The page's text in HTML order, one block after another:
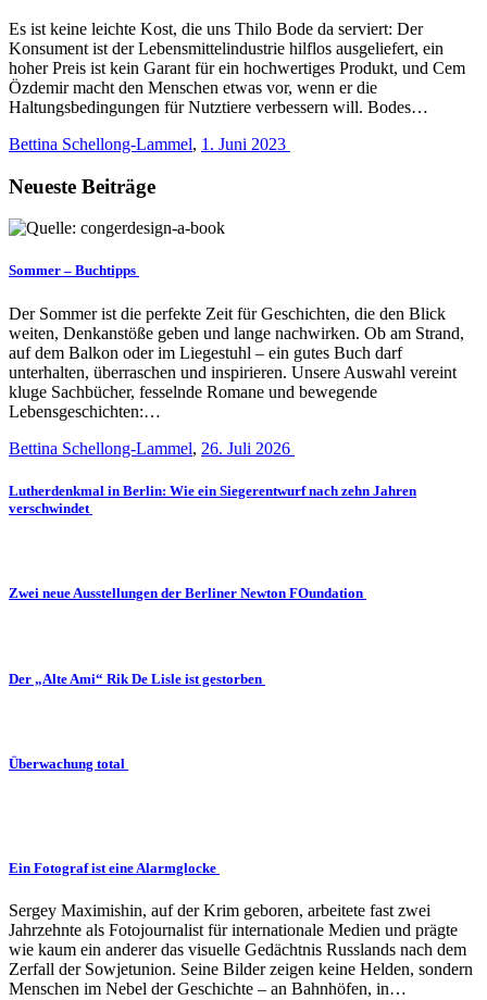
Es ist keine leichte Kost, die uns Thilo Bode da serviert: Der
Konsument ist der Lebensmittelindustrie hilflos ausgeliefert, ein
hoher Preis ist kein Garant für ein hochwertiges Produkt, und Cem
Özdemir macht den Menschen etwas vor, wenn er die
Haltungsbedingungen für Nutztiere verbessern will. Bodes…
Bettina Schellong-Lammel, 1. Juni 2023
Neueste Beiträge
Sommer – Buchtipps
Der Sommer ist die perfekte Zeit für Geschichten, die den Blick
weiten, Denkanstöße geben und lange nachwirken. Ob am Strand,
auf dem Balkon oder im Liegestuhl – ein gutes Buch darf
unterhalten, überraschen und inspirieren. Unsere Auswahl vereint
kluge Sachbücher, fesselnde Romane und bewegende
Lebensgeschichten:…
Bettina Schellong-Lammel, 26. Juli 2026
Lutherdenkmal in Berlin: Wie ein Siegerentwurf nach zehn Jahren
verschwindet
Zwei neue Ausstellungen der Berliner Newton FOundation
Der „Alte Ami“ Rik De Lisle ist gestorben
Überwachung total
Ein Fotograf ist eine Alarmglocke
Sergey Maximishin, auf der Krim geboren, arbeitete fast zwei
Jahrzehnte als Fotojournalist für internationale Medien und prägte
wie kaum ein anderer das visuelle Gedächtnis Russlands nach dem
Zerfall der Sowjetunion. Seine Bilder zeigen keine Helden, sondern
Menschen im Nebel der Geschichte – an Bahnhöfen, in…